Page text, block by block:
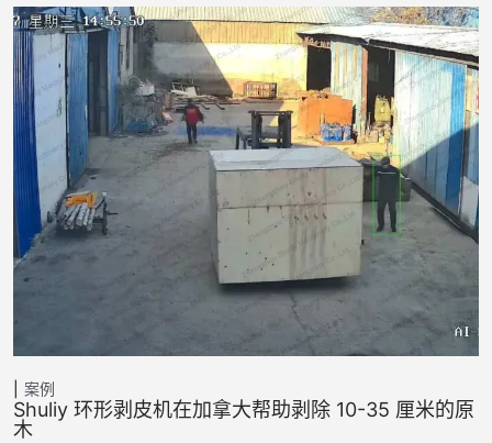
案例
Shuliy 环形剥皮机在加拿大帮助剥除 10-35 厘米的原
木